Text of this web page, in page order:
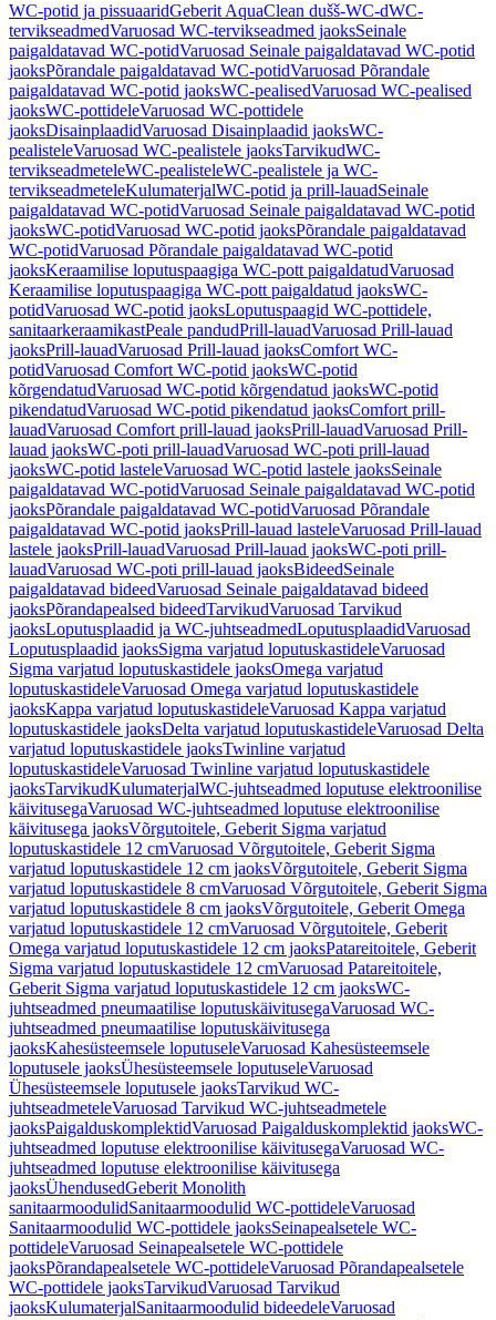
WC-potid ja pissuaaridGeberit AquaClean dušš-WC-dWC-
tervikseadmedVaruosad WC-tervikseadmed jaoksSeinale
paigaldatavad WC-potidVaruosad Seinale paigaldatavad WC-potid
jaoksPõrandale paigaldatavad WC-potidVaruosad Põrandale
paigaldatavad WC-potid jaoksWC-pealisedVaruosad WC-pealised
jaoksWC-pottideleVaruosad WC-pottidele
jaoksDisainplaadidVaruosad Disainplaadid jaoksWC-
pealisteleVaruosad WC-pealistele jaoksTarvikudWC-
tervikseadmeteleWC-pealisteleWC-pealistele ja WC-
tervikseadmeteleKulumaterjalWC-potid ja prill-lauadSeinale
paigaldatavad WC-potidVaruosad Seinale paigaldatavad WC-potid
jaoksWC-potidVaruosad WC-potid jaoksPõrandale paigaldatavad
WC-potidVaruosad Põrandale paigaldatavad WC-potid
jaoksKeraamilise loputuspaagiga WC-pott paigaldatudVaruosad
Keraamilise loputuspaagiga WC-pott paigaldatud jaoksWC-
potidVaruosad WC-potid jaoksLoputuspaagid WC-pottidele,
sanitaarkeraamikastPeale pandudPrill-lauadVaruosad Prill-lauad
jaoksPrill-lauadVaruosad Prill-lauad jaoksComfort WC-
potidVaruosad Comfort WC-potid jaoksWC-potid
kõrgendatudVaruosad WC-potid kõrgendatud jaoksWC-potid
pikendatudVaruosad WC-potid pikendatud jaoksComfort prill-
lauadVaruosad Comfort prill-lauad jaoksPrill-lauadVaruosad Prill-
lauad jaoksWC-poti prill-lauadVaruosad WC-poti prill-lauad
jaoksWC-potid lasteleVaruosad WC-potid lastele jaoksSeinale
paigaldatavad WC-potidVaruosad Seinale paigaldatavad WC-potid
jaoksPõrandale paigaldatavad WC-potidVaruosad Põrandale
paigaldatavad WC-potid jaoksPrill-lauad lasteleVaruosad Prill-lauad
lastele jaoksPrill-lauadVaruosad Prill-lauad jaoksWC-poti prill-
lauadVaruosad WC-poti prill-lauad jaoksBideedSeinale
paigaldatavad bideedVaruosad Seinale paigaldatavad bideed
jaoksPõrandapealsed bideedTarvikudVaruosad Tarvikud
jaoksLoputusplaadid ja WC-juhtseadmedLoputusplaadidVaruosad
Loputusplaadid jaoksSigma varjatud loputuskastideleVaruosad
Sigma varjatud loputuskastidele jaoksOmega varjatud
loputuskastideleVaruosad Omega varjatud loputuskastidele
jaoksKappa varjatud loputuskastideleVaruosad Kappa varjatud
loputuskastidele jaoksDelta varjatud loputuskastideleVaruosad Delta
varjatud loputuskastidele jaoksTwinline varjatud
loputuskastideleVaruosad Twinline varjatud loputuskastidele
jaoksTarvikudKulumaterjalWC-juhtseadmed loputuse elektroonilise
käivitusegaVaruosad WC-juhtseadmed loputuse elektroonilise
käivitusega jaoksVõrgutoitele, Geberit Sigma varjatud
loputuskastidele 12 cmVaruosad Võrgutoitele, Geberit Sigma
varjatud loputuskastidele 12 cm jaoksVõrgutoitele, Geberit Sigma
varjatud loputuskastidele 8 cmVaruosad Võrgutoitele, Geberit Sigma
varjatud loputuskastidele 8 cm jaoksVõrgutoitele, Geberit Omega
varjatud loputuskastidele 12 cmVaruosad Võrgutoitele, Geberit
Omega varjatud loputuskastidele 12 cm jaoksPatareitoitele, Geberit
Sigma varjatud loputuskastidele 12 cmVaruosad Patareitoitele,
Geberit Sigma varjatud loputuskastidele 12 cm jaoksWC-
juhtseadmed pneumaatilise loputuskäivitusegaVaruosad WC-
juhtseadmed pneumaatilise loputuskäivitusega
jaoksKahesüsteemsele loputuseleVaruosad Kahesüsteemsele
loputusele jaoksÜhesüsteemsele loputuseleVaruosad
Ühesüsteemsele loputusele jaoksTarvikud WC-
juhtseadmeteleVaruosad Tarvikud WC-juhtseadmetele
jaoksPaigalduskomplektidVaruosad Paigalduskomplektid jaoksWC-
juhtseadmed loputuse elektroonilise käivitusegaVaruosad WC-
juhtseadmed loputuse elektroonilise käivitusega
jaoksÜhendusedGeberit Monolith
sanitaarmoodulidSanitaarmoodulid WC-pottideleVaruosad
Sanitaarmoodulid WC-pottidele jaoksSeinapealsetele WC-
pottideleVaruosad Seinapealsetele WC-pottidele
jaoksPõrandapealsetele WC-pottideleVaruosad Põrandapealsetele
WC-pottidele jaoksTarvikudVaruosad Tarvikud
jaoksKulumaterjalSanitaarmoodulid bideedeleVaruosad